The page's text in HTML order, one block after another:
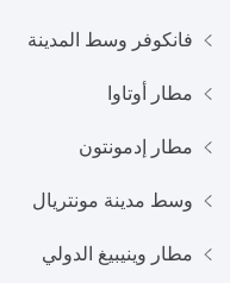
فانكوفر وسط المدينة
مطار أوتاوا
مطار إدمونتون
وسط مدينة مونتريال
مطار وينيبيغ الدولي